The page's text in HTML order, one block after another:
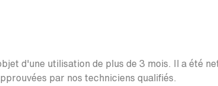
d'une utilisation de plus de 3 mois. Il a été
par nos techniciens qualifiés.